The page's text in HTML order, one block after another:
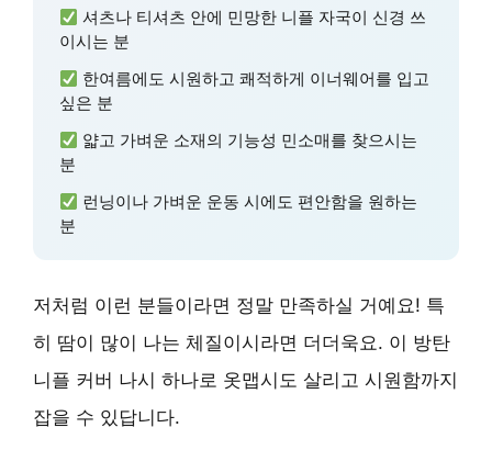
셔츠나 티셔츠 안에 민망한 니플 자국이 신경 쓰
이시는 분
한여름에도 시원하고 쾌적하게 이너웨어를 입고
싶은 분
얇고 가벼운 소재의 기능성 민소매를 찾으시는
분
런닝이나 가벼운 운동 시에도 편안함을 원하는
분
저처럼 이런 분들이라면 정말 만족하실 거예요! 특
히 땀이 많이 나는 체질이시라면 더더욱요. 이 방탄
니플 커버 나시 하나로 옷맵시도 살리고 시원함까지
잡을 수 있답니다.